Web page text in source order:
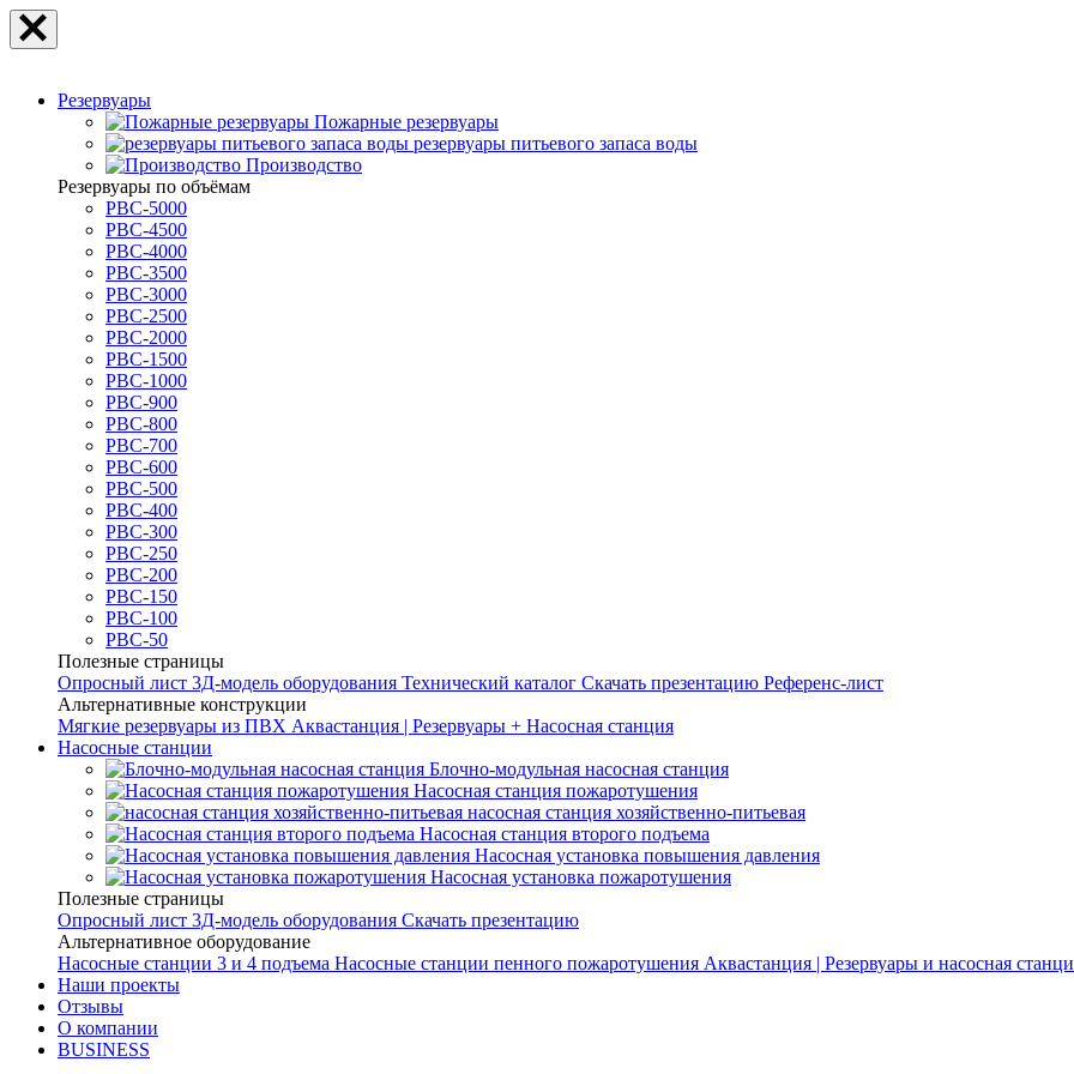
Резервуары
Пожарные резервуары
резервуары питьевого запаса воды
Производство
Резервуары по объёмам
РВС-5000
РВС-4500
РВС-4000
РВС-3500
РВС-3000
РВС-2500
РВС-2000
РВС-1500
РВС-1000
РВС-900
РВС-800
РВС-700
РВС-600
РВС-500
РВС-400
РВС-300
РВС-250
РВС-200
РВС-150
РВС-100
РВС-50
Полезные страницы
Опросный лист 3Д-модель оборудования Технический каталог Скачать презентацию Референс-лист
Альтернативные конструкции
Мягкие резервуары из ПВХ Аквастанция | Резервуары + Насосная станция
Насосные станции
Блочно-модульная насосная станция
Насосная станция пожаротушения
насосная станция хозяйственно-питьевая
Насосная станция второго подъема
Насосная установка повышения давления
Насосная установка пожаротушения
Полезные страницы
Опросный лист 3Д-модель оборудования Скачать презентацию
Альтернативное оборудование
Насосные станции 3 и 4 подъема Насосные станции пенного пожаротушения Аквастанция | Резервуары и насосная
Наши проекты
Отзывы
О компании
BUSINESS